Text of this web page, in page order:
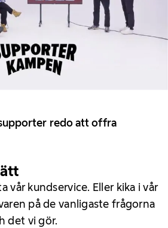
redo att offra
vår kundservice. Eller kika i vår
på de vanligaste frågorna
det vi gör.